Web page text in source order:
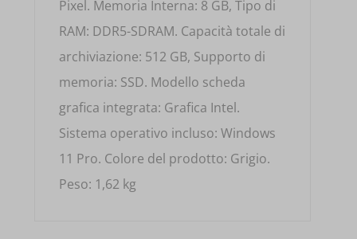
Pixel. Memoria Interna: 8 GB, Tipo di
RAM: DDR5-SDRAM. Capacità totale di
archiviazione: 512 GB, Supporto di
memoria: SSD. Modello scheda
grafica integrata: Grafica Intel.
Sistema operativo incluso: Windows
11 Pro. Colore del prodotto: Grigio.
Peso: 1,62 kg